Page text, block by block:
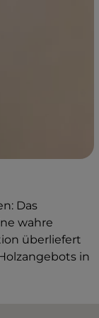
Das
wahre
überliefert
in